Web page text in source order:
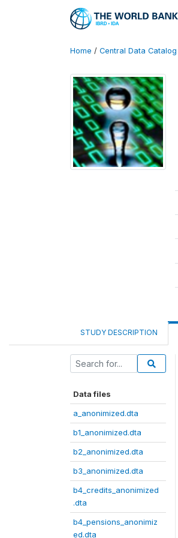
Home / Central Data Catalog
STUDY DESCRIPTION
Data files
a_anonimized.dta
b1_anonimized.dta
b2_anonimized.dta
b3_anonimized.dta
b4_credits_anonimized
.dta
b4_pensions_anonimiz
ed.dta